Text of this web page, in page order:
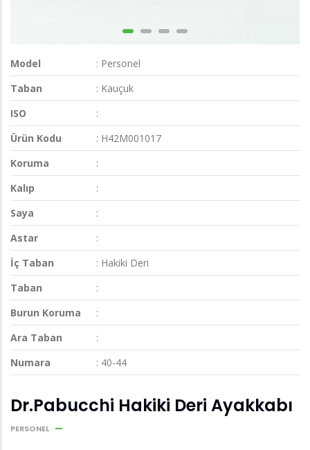
Model
: Personel
Taban
: Kauçuk
ISO
:
Ürün Kodu
: H42M001017
Koruma
:
Kalıp
:
Saya
:
Astar
:
İç Taban
: Hakiki Deri
Taban
:
Burun Koruma
:
Ara Taban
:
Numara
: 40-44
Dr.Pabucchi Hakiki Deri Ayakkabı
PERSONEL